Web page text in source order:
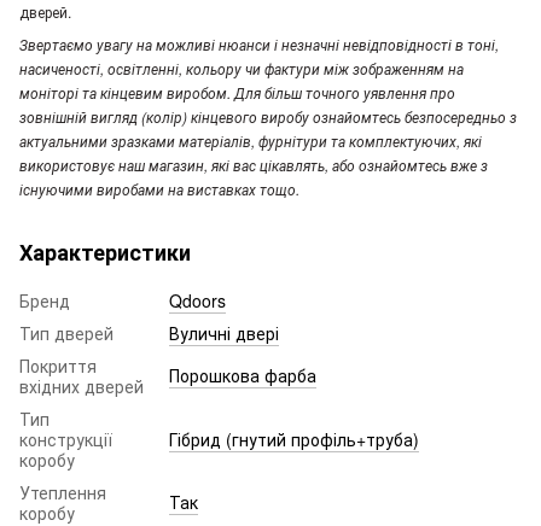
дверей.
Звертаємо увагуна можливі нюанси і незначні невідповідності в тоні,
насиченості, освітленні, кольору чи фактури між зображенням на
моніторі та кінцевим виробом. Для більш точного уявлення про
зовнішній вигляд (колір) кінцевого виробу ознайомтесь безпосередньо з
актуальними зразками матеріалів, фурнітури та комплектуючих, які
використовує наш магазин, які вас цікавлять, або ознайомтесь вже з
існуючими виробами на виставках тощо.
Характеристики
Бренд
Qdoors
Тип дверей
Вуличні двері
Покриття
вхідних дверей
Порошкова фарба
Тип
конструкції
коробу
Гібрид (гнутий профіль+труба)
Утеплення
коробу
Так